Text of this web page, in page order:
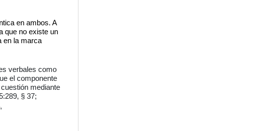
en ambos. A
que no existe un
en la marca
verbales como
el componente
mediante
§ 37;